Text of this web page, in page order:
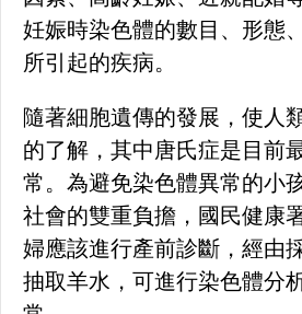
妊娠時染色體的數目、形態
所引起的疾病。
隨著細胞遺傳的發展，使人
的了解，其中唐氏症是目前
常。為避免染色體異常的小
社會的雙重負擔，國民健康
婦應該進行產前診斷，經由
抽取羊水，可進行染色體分